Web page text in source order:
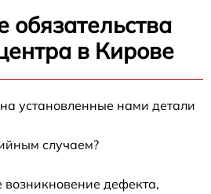
обязательства
в Кирове
установленные нами детали
случаем?
возникновение дефекта,